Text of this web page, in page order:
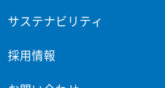
サステナビリティ
採用情報